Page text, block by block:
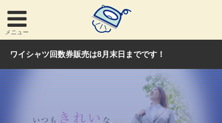
メニュー
ワイシャツ回数券販売は8月末日までです！